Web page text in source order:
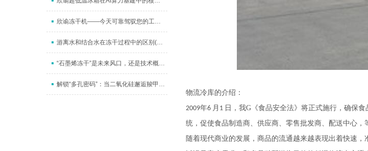
欣谕冻干机——今天可靠驾驭您的工艺，明天从容接入AI未来
游离水和结合水在冻干过程中的区别(升华干燥和解析干燥）
“石墨烯冻干”是未来风口，还是技术概念？深度拆解其价值锚点
解锁“多孔密码”：当二氧化硅邂逅羧甲基纤维素钠，一场冻干艺术如何织就纳米“海绵梦”
物流冷库的介绍：
2009年6 月 1 日，我G《食品安全法》将正式施行，确保
统，促使食品制造商、供应商、零售批发商、配送中心
随着现代商业的发展，商品的流通越来越表现出着快速